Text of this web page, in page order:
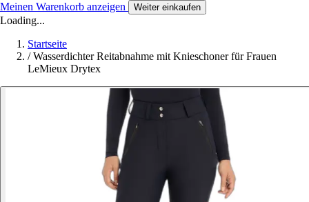
Meinen Warenkorb anzeigen Weiter einkaufen
Loading...
Startseite
/ Wasserdichter Reitabnahme mit Knieschoner für Frauen
LeMieux Drytex